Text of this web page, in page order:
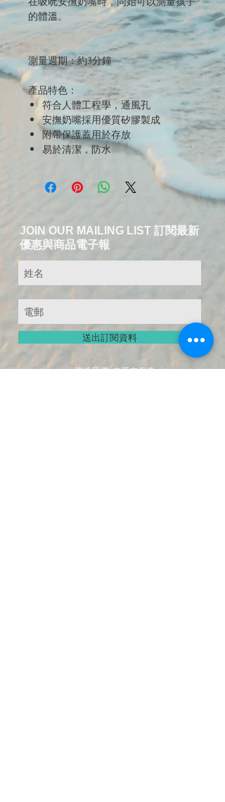
的體溫。
測量週期：約3分鐘
產品特色：
符合人體工程學，通風孔
安撫奶嘴採用優質矽膠製成
附帶保護蓋用於存放
易於清潔，防水
​聯絡我們-中英文服務
JOIN OUR MAILING LIST 訂閱最新
優惠與商品電子報
送出訂閱資料